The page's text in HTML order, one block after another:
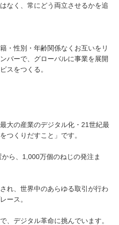
なく、常にどう両立させるかを追
・性別・年齢関係なくお互いをリ
バーで、グローバルに事業を展開
スをつくる。
大の産業のデジタル化・21世紀最
つくりだすこと」です。
ら、1,000万個のねじの発注ま
れ、世界中のあらゆる取引が行わ
ース。
、デジタル革命に挑んでいます。